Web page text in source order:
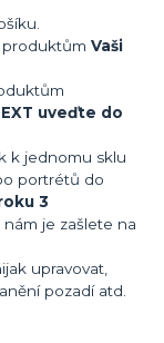
Vaši
uveďte do
k jednomu sklu
portrétů do
3
je zašlete na
upravovat,
pozadí atd.